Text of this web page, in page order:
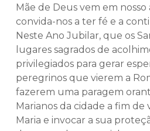
Mãe de Deus vem em
convida-nos a ter fé e a
Neste Ano Jubilar, que os
lugares sagrados de
privilegiados para gerar
peregrinos que vierem a
fazerem uma paragem
Marianos da cidade a fim de
Maria e invocar a sua